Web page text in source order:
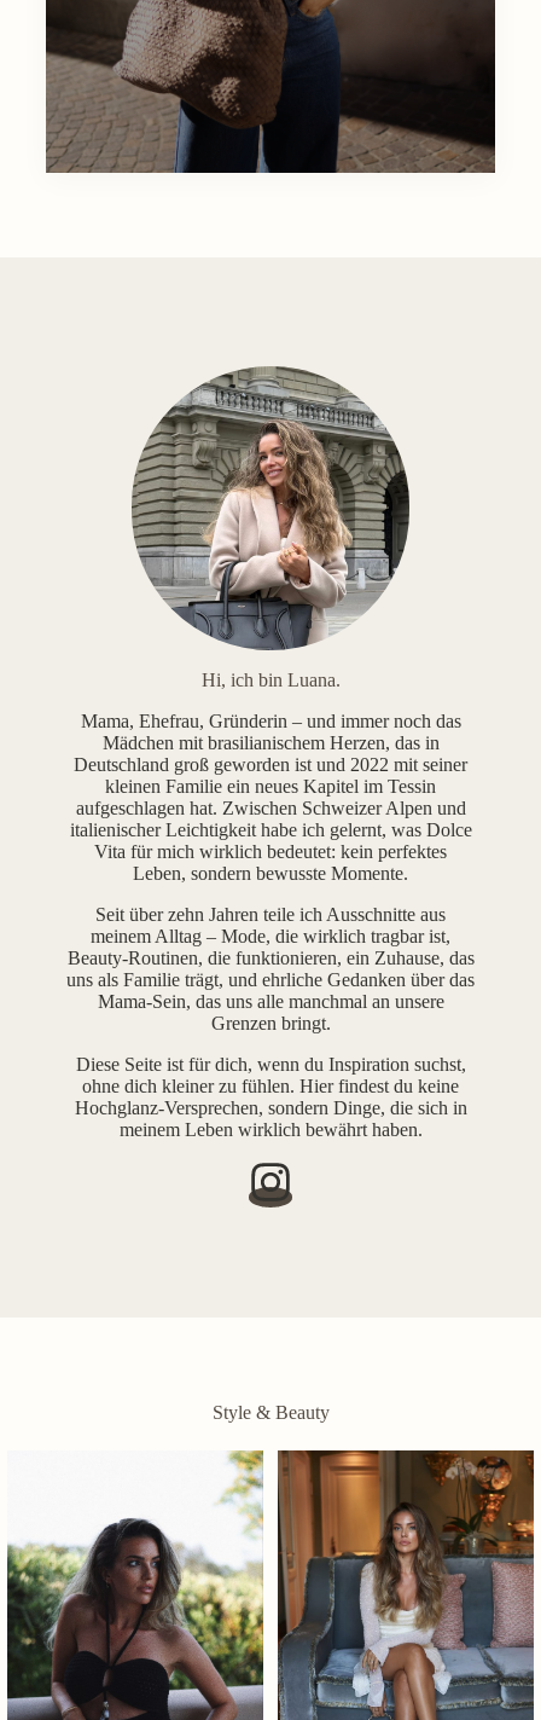
Hi, ich bin Luana.
Mama, Ehefrau, Gründerin – und immer noch das
Mädchen mit brasilianischem Herzen, das in
Deutschland groß geworden ist und 2022 mit seiner
kleinen Familie ein neues Kapitel im Tessin
aufgeschlagen hat. Zwischen Schweizer Alpen und
italienischer Leichtigkeit habe ich gelernt, was Dolce
Vita für mich wirklich bedeutet: kein perfektes
Leben, sondern bewusste Momente.
Seit über zehn Jahren teile ich Ausschnitte aus
meinem Alltag – Mode, die wirklich tragbar ist,
Beauty-Routinen, die funktionieren, ein Zuhause, das
uns als Familie trägt, und ehrliche Gedanken über das
Mama-Sein, das uns alle manchmal an unsere
Grenzen bringt.
Diese Seite ist für dich, wenn du Inspiration suchst,
ohne dich kleiner zu fühlen. Hier findest du keine
Hochglanz-Versprechen, sondern Dinge, die sich in
meinem Leben wirklich bewährt haben.
Style & Beauty